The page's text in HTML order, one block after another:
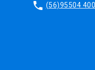
phone (56)95504